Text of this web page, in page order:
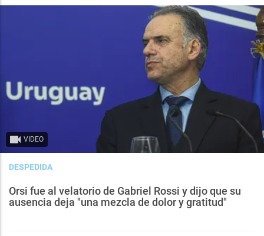
VIDEO
DESPEDIDA
Orsi fue al velatorio de Gabriel Rossi y dijo que su
ausencia deja "una mezcla de dolor y gratitud"